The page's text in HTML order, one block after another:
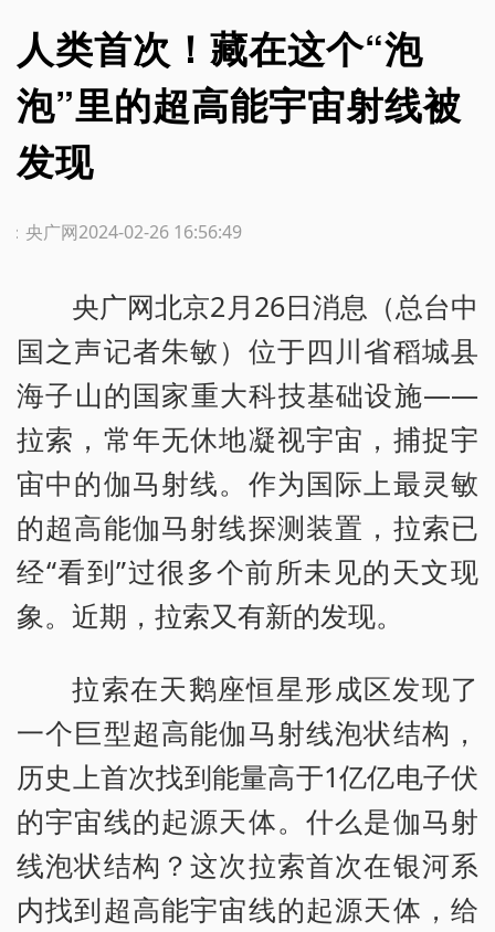
人类首次！藏在这个“泡
泡”里的超高能宇宙射线被
发现
2024-02-26 16:56:49
：央广网
央广网北京2月26日消息（总台中
国之声记者朱敏）位于四川省稻城县
海子山的国家重大科技基础设施——
拉索，常年无休地凝视宇宙，捕捉宇
宙中的伽马射线。作为国际上最灵敏
的超高能伽马射线探测装置，拉索已
经“看到”过很多个前所未见的天文现
象。近期，拉索又有新的发现。
拉索在天鹅座恒星形成区发现了
一个巨型超高能伽马射线泡状结构，
历史上首次找到能量高于1亿亿电子伏
的宇宙线的起源天体。什么是伽马射
线泡状结构？这次拉索首次在银河系
内找到超高能宇宙线的起源天体，给